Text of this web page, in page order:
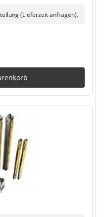
(Lieferzeit anfragen).